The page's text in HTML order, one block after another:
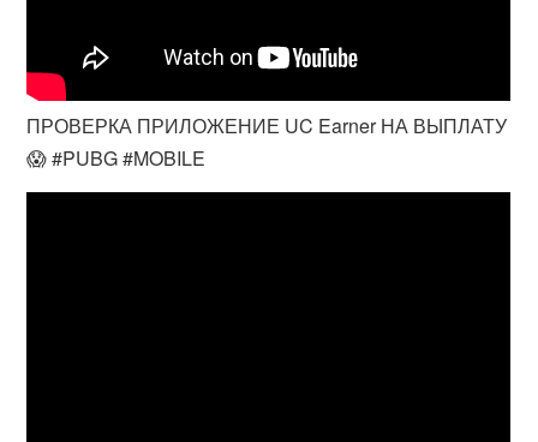
ПРОВЕРКА ПРИЛОЖЕНИЕ UC Earner НА ВЫПЛАТУ
😱 #PUBG #MOBILE